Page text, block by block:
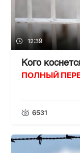
12:39
Кого
ПОЛНЫЙ
6531